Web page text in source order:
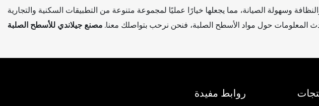
حول مواد الأسطح الصلبة، فنحن نرحب بتواصلك معنا.مصنع جيلاندي للأسطح الصلبة
روابط مفيدة